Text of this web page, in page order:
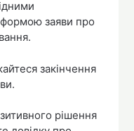
заяви про
закінчення
рішення